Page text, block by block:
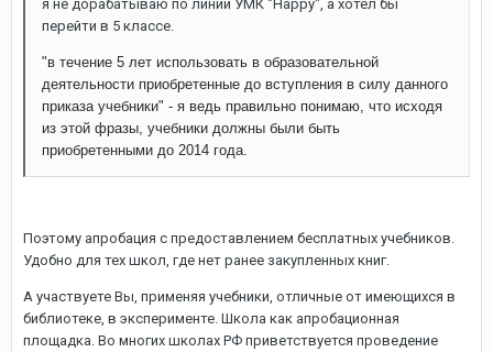
я не дорабатываю по линии УМК "Happy", а хотел бы
перейти в 5 классе.
"в течение 5 лет использовать в образовательной
деятельности приобретенные до вступления в силу данного
приказа учебники" - я ведь правильно понимаю, что исходя
из этой фразы, учебники должны были быть
приобретенными до 2014 года.
Поэтому апробация с предоставлением бесплатных учебников.
Удобно для тех школ, где нет ранее закупленных книг.
А участвуете Вы, применяя учебники, отличные от имеющихся в
библиотеке, в эксперименте. Школа как апробационная
площадка. Во многих школах РФ приветствуется проведение